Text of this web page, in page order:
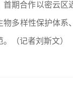
首期合作以密云区
物多样性保护体系
（记者刘斯文）